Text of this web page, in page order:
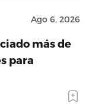
Ago 6, 2026
más de
para